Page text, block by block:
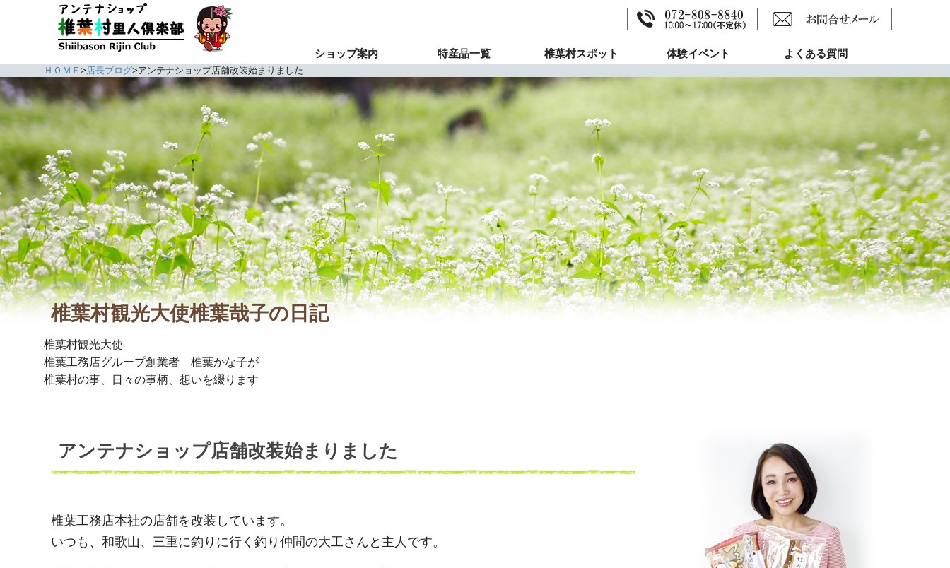
ショップ案内 特産品一覧 椎葉村スポット 体験イベント よくある質問
ＨＯＭＥ >店長ブログ>アンテナショップ店舗改装始まりました
椎葉村観光大使椎葉哉子の日記
椎葉村観光大使
椎葉工務店グループ創業者 椎葉かな子が
椎葉村の事、日々の事柄、想いを綴ります
アンテナショップ店舗改装始まりました
椎葉工務店本社の店舗を改装しています。
いつも、和歌山、三重に釣りに行く釣り仲間の大工さんと主人です。